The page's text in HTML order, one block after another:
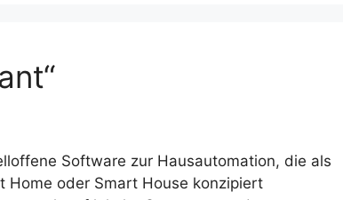
Software zur Hausautomation, die als
Home oder Smart House konzipiert